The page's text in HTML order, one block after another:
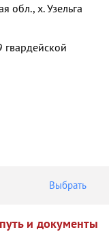
обл., х. Узельга
гвардейской
Выбрать
и документы